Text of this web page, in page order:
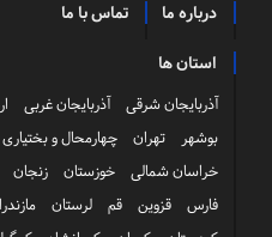
درباره ما تماس با ما
استان ها
آذربایجان شرقی آذربایجان غربی
بوشهر
تهران چهارمحال و بختیاری
خراسان شمالی
خوزستان زنجان
فارس
قزوین قم لرستان